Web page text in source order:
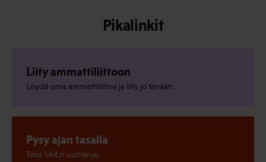
Pikalinkit
Liity ammattiliittoon
Löydä oma ammattiliittosi ja liity jo tänään.
Pysy ajan tasalla
Tilaa SAK:n uutiskirje.